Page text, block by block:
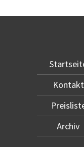
Kontakt
Archiv